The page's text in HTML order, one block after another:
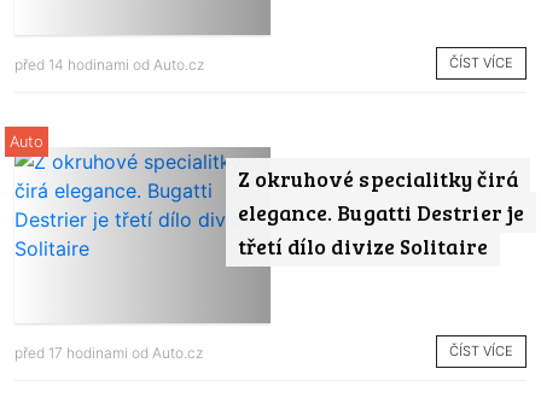
před 14 hodinami od Auto.cz ČÍST VÍCE
Z okruhové specialitky čirá
elegance. Bugatti Destrier je
třetí dílo divize Solitaire
Auto
před 17 hodinami od Auto.cz ČÍST VÍCE